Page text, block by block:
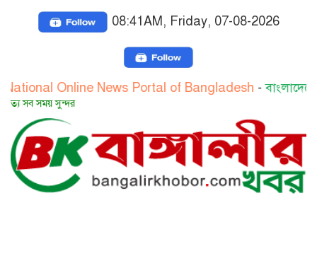
08:41AM, Friday, 07-08-2026
Online News Portal of Bangladesh- বাংলাদেশের
সুন্দর